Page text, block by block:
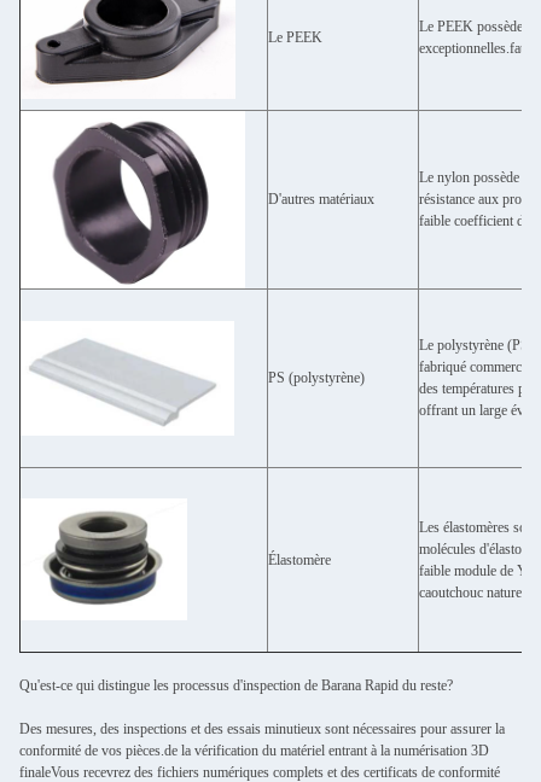
Le PEEK
Le PEEK possède
D'autres matériaux
Le nylon possède
résistance aux
faible coefficient de
PS (polystyrène)
Le polystyrène (PS)
fabriqué
des températures
offrant un large
Élastomère
Les élastomères
molécules
faible module de
caoutchouc naturel,
Qu'est-ce qui distingue les processus d'inspection de Barana Rapid du reste?
Des mesures, des inspections et des essais minutieux sont nécessaires pour assurer la
conformité de vos pièces.de la vérification du matériel entrant à la numérisation 3D
finaleVous recevrez des fichiers numériques complets et des certificats de conformité